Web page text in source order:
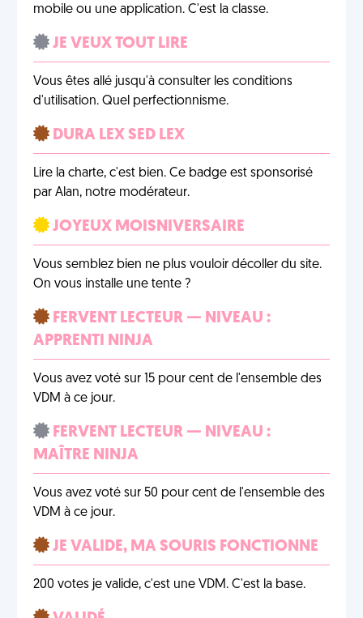
mobile ou une application. C'est la classe.
JE VEUX TOUT LIRE
Vous êtes allé jusqu'à consulter les conditions
d'utilisation. Quel perfectionnisme.
DURA LEX SED LEX
Lire la charte, c'est bien. Ce badge est sponsorisé
par Alan, notre modérateur.
JOYEUX MOISNIVERSAIRE
Vous semblez bien ne plus vouloir décoller du site.
On vous installe une tente ?
FERVENT LECTEUR — NIVEAU :
APPRENTI NINJA
Vous avez voté sur 15 pour cent de l'ensemble des
VDM à ce jour.
FERVENT LECTEUR — NIVEAU :
MAÎTRE NINJA
Vous avez voté sur 50 pour cent de l'ensemble des
VDM à ce jour.
JE VALIDE, MA SOURIS FONCTIONNE
200 votes je valide, c'est une VDM. C'est la base.